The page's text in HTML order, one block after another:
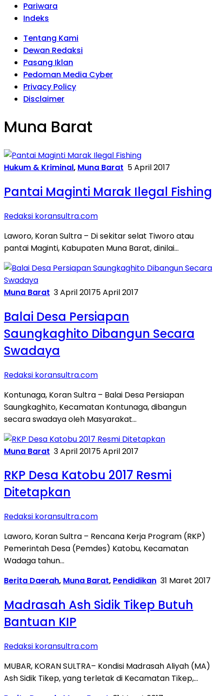
Pariwara
Indeks
Tentang Kami
Dewan Redaksi
Pasang Iklan
Pedoman Media Cyber
Privacy Policy
Disclaimer
Muna Barat
Hukum & Kriminal, Muna Barat 5 April 2017
Pantai Maginti Marak Ilegal Fishing
Redaksi koransultra.com
Laworo, Koran Sultra – Di sekitar selat Tiworo atau
pantai Maginti, Kabupaten Muna Barat, dinilai…
Muna Barat 3 April 20175 April 2017
Balai Desa Persiapan
Saungkaghito Dibangun Secara
Swadaya
Redaksi koransultra.com
Kontunaga, Koran Sultra – Balai Desa Persiapan
Saungkaghito, Kecamatan Kontunaga, dibangun
secara swadaya oleh Masyarakat…
Muna Barat 3 April 20175 April 2017
RKP Desa Katobu 2017 Resmi
Ditetapkan
Redaksi koransultra.com
Laworo, Koran Sultra – Rencana Kerja Program (RKP)
Pemerintah Desa (Pemdes) Katobu, Kecamatan
Wadaga tahun…
Berita Daerah, Muna Barat, Pendidikan 31 Maret 2017
Madrasah Ash Sidik Tikep Butuh
Bantuan KIP
Redaksi koransultra.com
MUBAR, KORAN SULTRA– Kondisi Madrasah Aliyah (MA)
Ash Sidik Tikep, yang terletak di Kecamatan Tikep,…